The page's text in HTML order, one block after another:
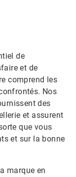
de
et de
comprend les
Nos
des
et assurent
que vous
et sur la bonne
marque en